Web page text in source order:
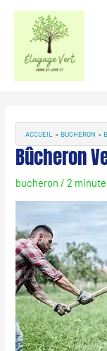
Aller
contenu
ACCUEIL BUCHERON
Bûcheron
bucheron /2
articles